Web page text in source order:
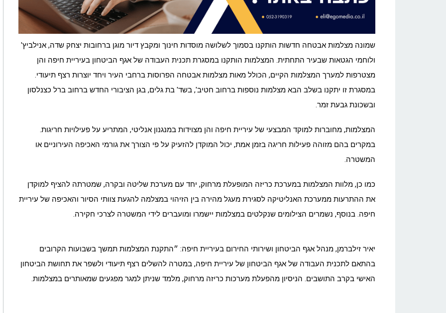
שמונה מצלמות אבטחה חדשות הותקנו בסמוך לשלושה מוסדות חינוך ומקבץ דיור מוגן ברחובות יצחק שדה, אנילביץ'
ולוחמי הגטאות שבעיר התחתית. המצלמות הותקנו במסגרת תכנית העבודה של אגף הביטחון בעיריית חיפה והן
מצטרפות למערך המצלמות הקיים, הכולל מאות מצלמות אבטחה הפרוסות ברחבי העיר ויחד יוצרות רצף תיעודי.
במסגרת זו יתקנו בשלב הבא מצלמות נוספות ברחוב חטיב', בשד' בת גלים, בגן הציבורי החדש ברחוב ברל כצנלסון
ובשכונת גבעת זמר.
המצלמות, מחוברות למוקד המבצעי של עיריית חיפה והן מצוידות במנגנון אנליטי, המתריע על פעילויות חריגות.
במקרים בהם מזוהה פעילות חריגה בזמן אמת, יכול המוקדן להזעיק על פי הצורך את גורמי האכיפה העירוניים או
המשטרה.
כמו כן, מלוות המצלמות במערכת כריזה המופעלת מרחוק, יחד עם מערכת שליטה ובקרה, שמטרתה להציף למוקדן
את ההתרעות ממערכת האנליטיקה לסגירת מעגל מהירה בין הזיהוי במצלמה להגעת צוותי הסיור והאכיפה של עיריית
חיפה. בנוסף, נשמרים הצילומים שנקלטים במצלמות יישמרו ומועברים לידי המשטרה לצרכי חקירה.
יאיר זילברמן, מנהל אגף הביטחון ושירותי החירום בעיריית חיפה: ״התקנת המצלמות תמשך בשבועות הקרובים
בהתאם לתכנית העבודה של אגף הביטחון של עיריית חיפה, במטרה להשלים רצף תיעודי ולשפר את תחושת הביטחון
האישי בקרב התושבים. הניסיון מהפעלת מערכות כריזה מרחוק, מלמד שניתן למגר מפגעים שמאותרים במצלמות.